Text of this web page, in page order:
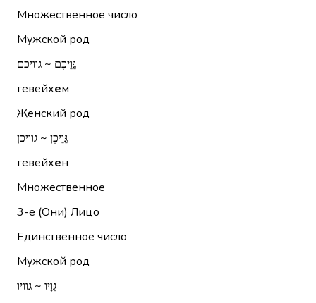
Множественное число
Мужской род
גֵּוֵיכֶם ~ גוויכם
гевейхем
Женский род
גֵּוֵיכֶן ~ גוויכן
гевейхен
Множественное
3-е (Они) Лицо
Единственное число
Мужской род
גֵּוָיו ~ גוויו